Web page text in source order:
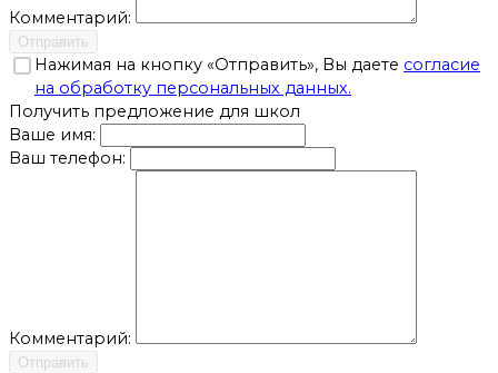
Комментарий:
Отправить
Нажимая на кнопку «Отправить», Вы даете согласие
на обработку персональных данных.
Получить предложение для школ
Ваше имя:
Ваш телефон:
Комментарий:
Отправить